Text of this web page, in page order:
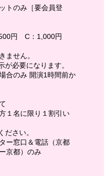
トのみ［要会員登
円 C：1,000円
ません。
必要になります。
合のみ 開演1時間前か
１名に限り１割引い
さい。
ー窓口＆電話（京都
京都）のみ